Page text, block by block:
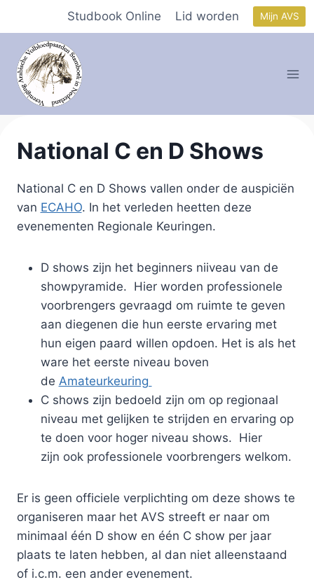
inhoud
Studbook Online Lid worden Mijn AVS
National C en D Shows
National C en D Shows vallen onder de auspiciën
van ECAHO. In het verleden heetten deze
evenementen Regionale Keuringen.
D shows zijn het beginners niiveau van de
showpyramide. Hier worden professionele
voorbrengers gevraagd om ruimte te geven
aan diegenen die hun eerste ervaring met
hun eigen paard willen opdoen. Het is als het
ware het eerste niveau boven
de Amateurkeuring
C shows zijn bedoeld zijn om op regionaal
niveau met gelijken te strijden en ervaring op
te doen voor hoger niveau shows. Hier
zijn ook professionele voorbrengers welkom.
Er is geen officiele verplichting om deze shows te
organiseren maar het AVS streeft er naar om
minimaal één D show en één C show per jaar
plaats te laten hebben, al dan niet alleenstaand
of i.c.m. een ander evenement.